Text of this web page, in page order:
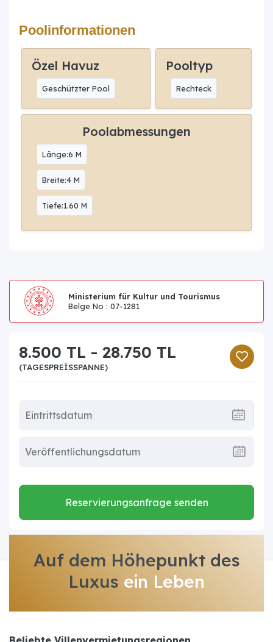
Poolinformationen
Özel Havuz
Geschützter Pool
Pooltyp
Rechteck
Poolabmessungen
Länge:6 M
Breite:4 M
Tiefe:1.60 M
Ministerium für Kultur und Tourismus
Belge No : 07-1281
8.500 TL - 28.750 TL
(TAGESPREISSPANNE)
Reservierungsanfrage senden
Auf dem Höhepunkt des
Luxus ein Leben